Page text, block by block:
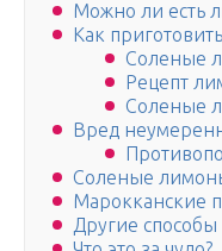
Можно ли есть
Как
Соленые
Рецепт
Соленые
Вред
Соленые
Марокканские
Другие